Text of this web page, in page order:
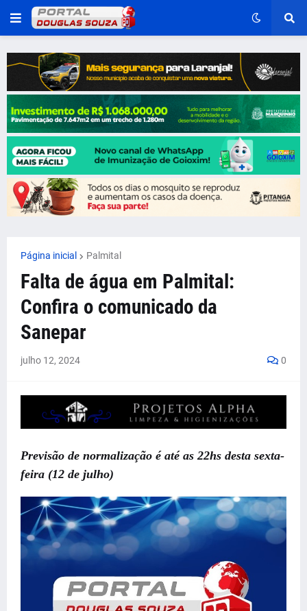
Página inicial Palmital
Falta de água em Palmital:
Confira o comunicado da
Sanepar
julho 12, 2024 0
Previsão de normalização é até as 22hs desta sexta-
feira (12 de julho)